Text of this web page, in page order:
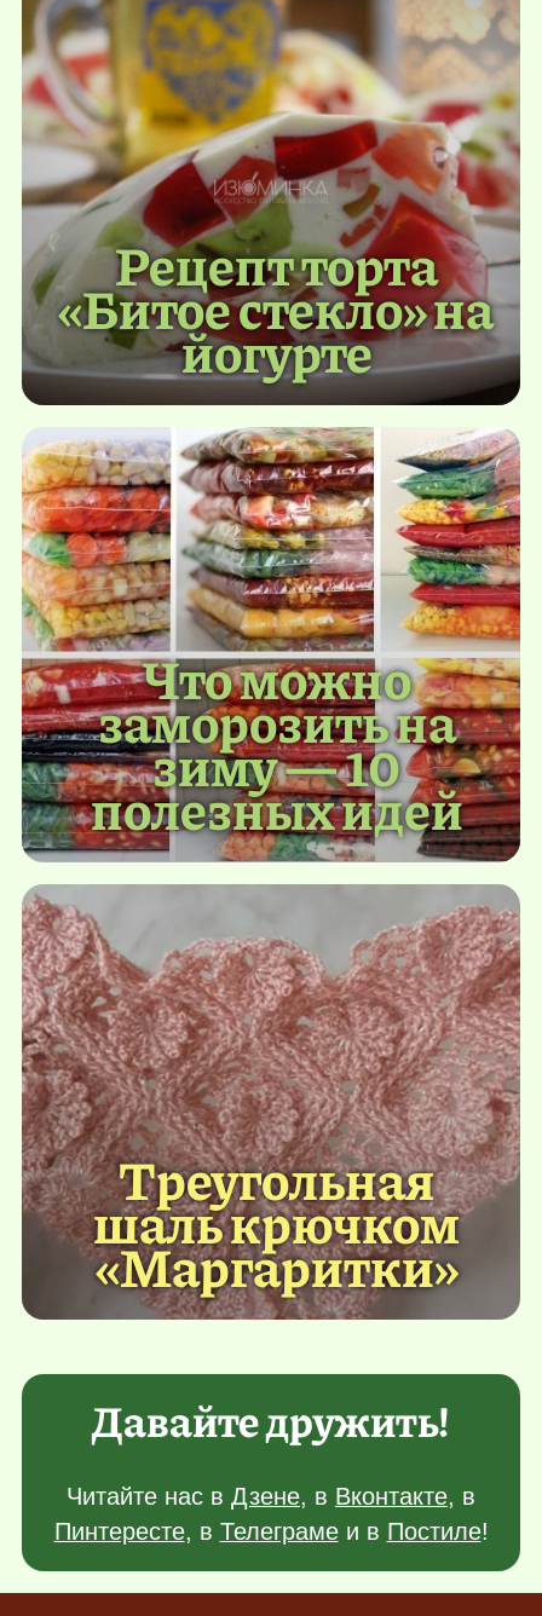
Рецепт торта
«Битое стекло» на
йогурте
Что можно
заморозить на
зиму — 10
полезных идей
Треугольная
шаль крючком
«Маргаритки»
Давайте дружить!
Читайте нас в Дзене, в Вконтакте, в
Пинтересте, в Телеграмеи в Постиле!